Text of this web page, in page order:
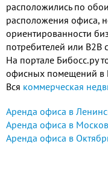
расположились по
расположения офиса,
ориентированности
потребителей или B2B
На портале Бибосс.ру
офисных помещений в
Вся коммерческая
Аренда офиса в
Аренда офиса в
Аренда офиса в